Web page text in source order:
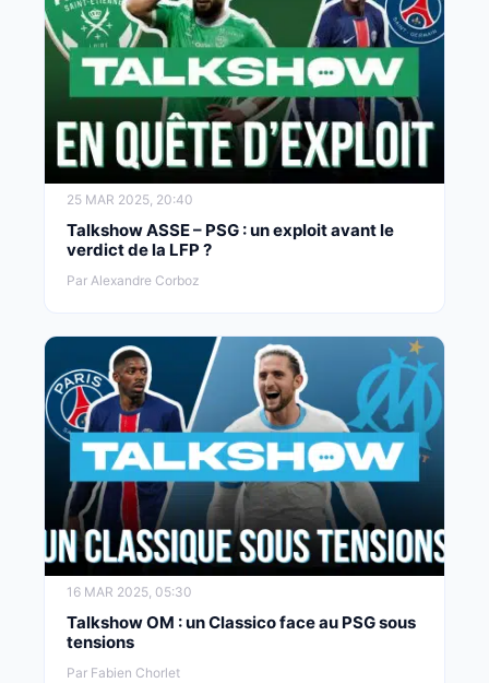
25 MAR 2025, 20:40
Talkshow ASSE – PSG : un exploit avant le
verdict de la LFP ?
Par Alexandre Corboz
16 MAR 2025, 05:30
Talkshow OM : un Classico face au PSG sous
tensions
Par Fabien Chorlet